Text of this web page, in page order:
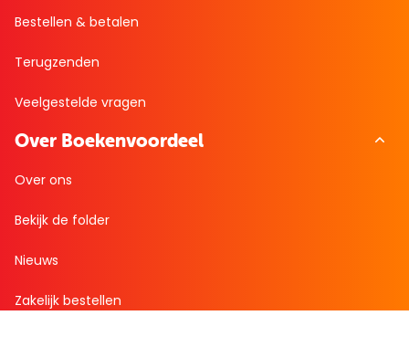
Bestellen & betalen
Terugzenden
Veelgestelde vragen
Over Boekenvoordeel
Over ons
Bekijk de folder
Nieuws
Zakelijk bestellen